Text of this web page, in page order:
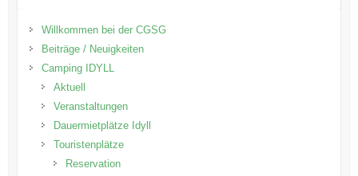
Willkommen bei der CGSG
Beiträge / Neuigkeiten
Camping IDYLL
Aktuell
Veranstaltungen
Dauermietplätze Idyll
Touristenplätze
Reservation